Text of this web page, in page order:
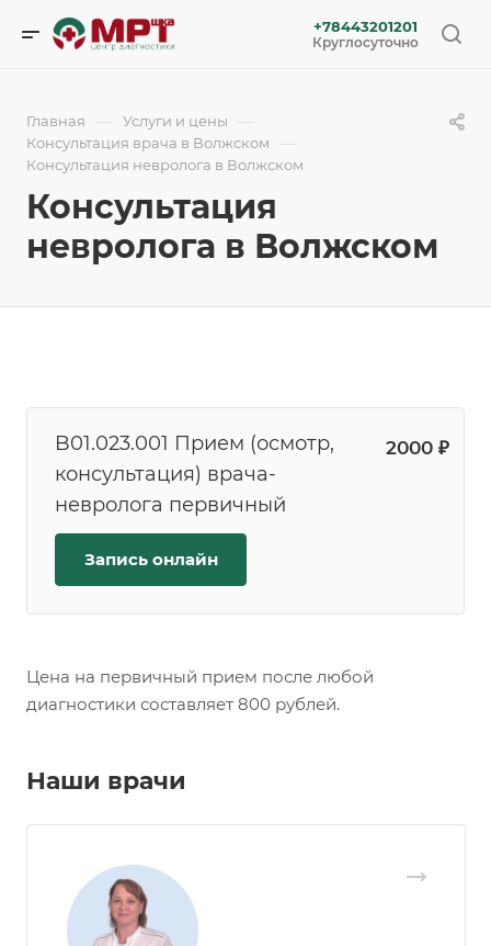
+78443201201
Круглосуточно
Главная — Услуги и цены —
Консультация врача в Волжском —
Консультация невролога в Волжском
Консультация
невролога в Волжском
B01.023.001 Прием (осмотр,
консультация) врача-
невролога первичный
2000 ₽
Запись онлайн
Цена на первичный прием после любой
диагностики составляет 800 рублей.
Наши врачи